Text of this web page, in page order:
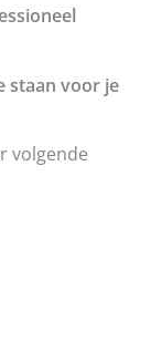
staan voor je
volgende